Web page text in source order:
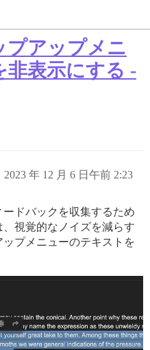
プアップメニ
非表示にする -
2023 年 12 月 6 日午前 2:23
ドバックを収集するため
視覚的なノイズを減らす
プメニューのテキストを